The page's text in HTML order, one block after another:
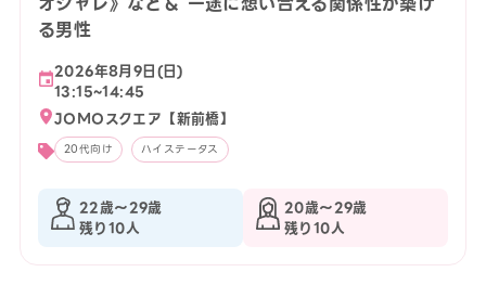
る男性
2026年8月9日(日)
13:15~14:45
JOMOスクエア【新前橋】
20代向け ハイステータス
22歳〜29歳
残り10人
20歳〜29歳
残り10人